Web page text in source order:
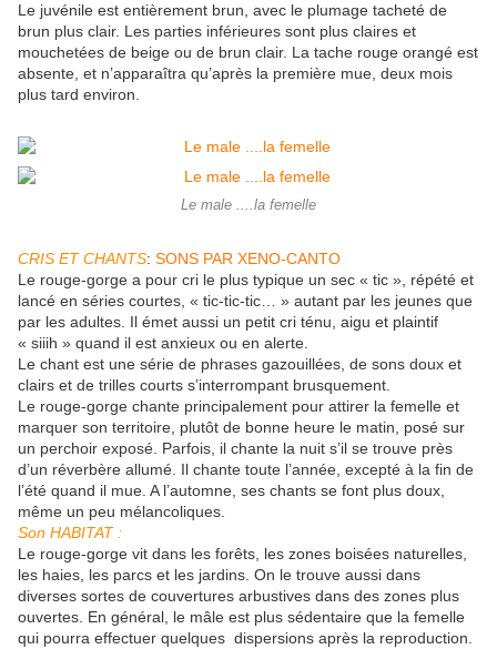
Le juvénile est entièrement brun, avec le plumage tacheté de
brun plus clair. Les parties inférieures sont plus claires et
mouchetées de beige ou de brun clair. La tache rouge orangé est
absente, et n’apparaîtra qu’après la première mue, deux mois
plus tard environ.
Le male ....la femelle
CRIS ET CHANTS: SONS PAR XENO-CANTO
Le rouge-gorge a pour cri le plus typique un sec « tic », répété et
lancé en séries courtes, « tic-tic-tic… » autant par les jeunes que
par les adultes. Il émet aussi un petit cri ténu, aigu et plaintif
« siiih » quand il est anxieux ou en alerte.
Le chant est une série de phrases gazouillées, de sons doux et
clairs et de trilles courts s’interrompant brusquement.
Le rouge-gorge chante principalement pour attirer la femelle et
marquer son territoire, plutôt de bonne heure le matin, posé sur
un perchoir exposé. Parfois, il chante la nuit s’il se trouve près
d’un réverbère allumé. Il chante toute l’année, excepté à la fin de
l’été quand il mue. A l’automne, ses chants se font plus doux,
même un peu mélancoliques.
Son HABITAT :
Le rouge-gorge vit dans les forêts, les zones boisées naturelles,
les haies, les parcs et les jardins. On le trouve aussi dans
diverses sortes de couvertures arbustives dans des zones plus
ouvertes. En général, le mâle est plus sédentaire que la femelle
qui pourra effectuer quelques dispersions après la reproduction.